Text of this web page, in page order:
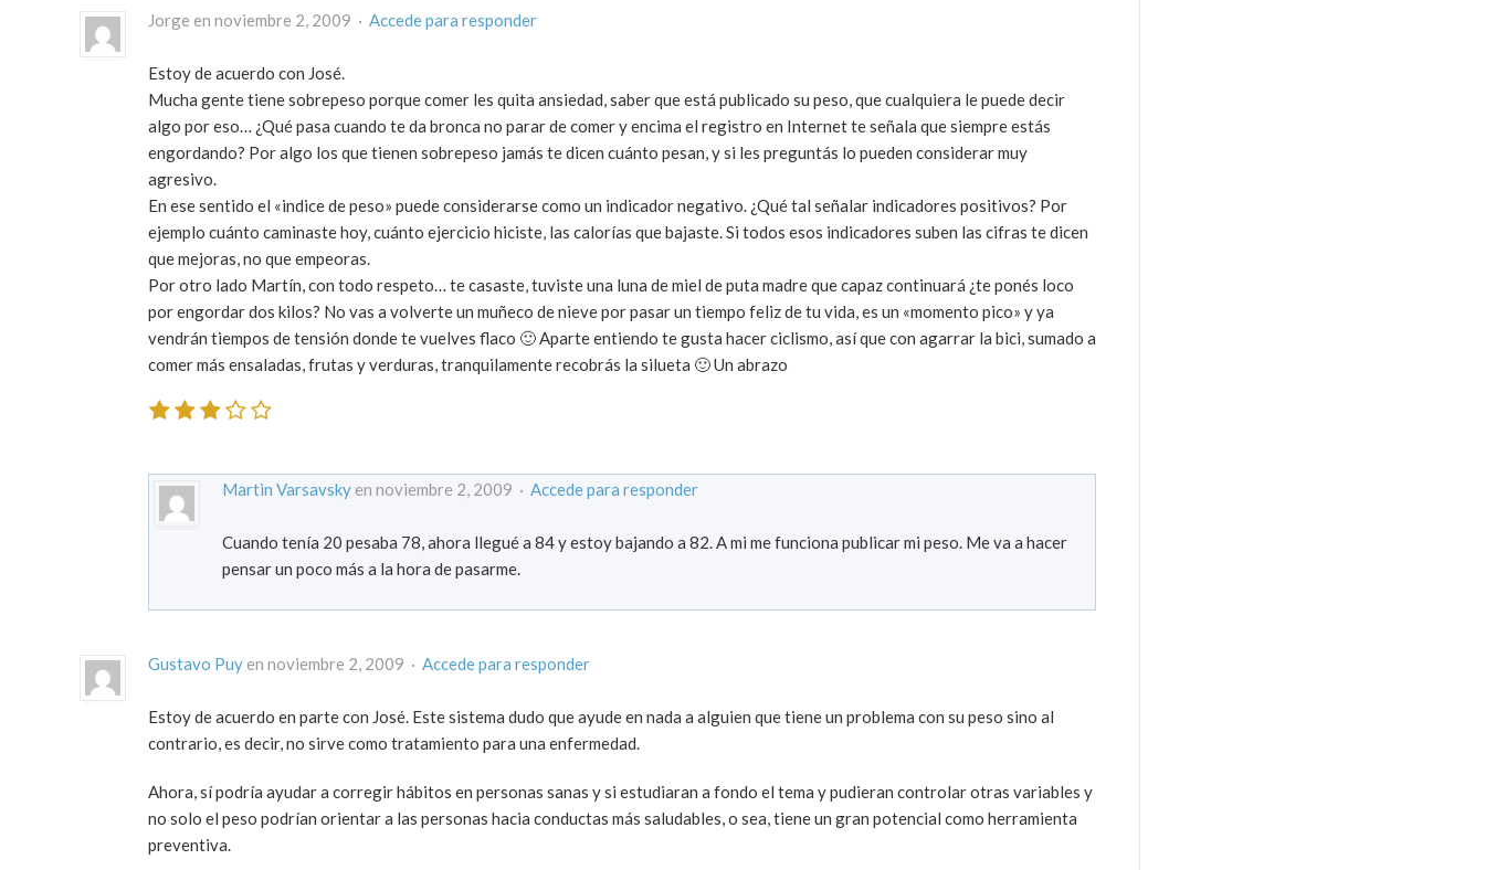
Jorge en noviembre 2, 2009 · Accede para responder
Estoy de acuerdo con José.
Mucha gente tiene sobrepeso porque comer les quita ansiedad, saber que está publicado su peso, que cualquiera le puede decir
algo por eso… ¿Qué pasa cuando te da bronca no parar de comer y encima el registro en Internet te señala que siempre estás
engordando? Por algo los que tienen sobrepeso jamás te dicen cuánto pesan, y si les preguntás lo pueden considerar muy
agresivo.
En ese sentido el «indice de peso» puede considerarse como un indicadornegativo. ¿Qué tal señalar indicadores positivos? Por
ejemplo cuánto caminaste hoy, cuánto ejercicio hiciste, las calorías que bajaste. Si todos esos indicadores suben las cifras te dicen
que mejoras, no que empeoras.
Por otro lado Martín, con todo respeto… te casaste, tuviste una luna de miel de puta madre que capaz continuará ¿te ponés loco
por engordar dos kilos? No vas a volverte un muñeco de nieve por pasar un tiempo feliz de tu vida, es un «momento pico» y ya
vendrán tiempos de tensión donde te vuelves flaco 🙂 Aparte entiendo te gusta hacer ciclismo, así que con agarrar la bici, sumado a
comer más ensaladas, frutas y verduras, tranquilamente recobrás la silueta 🙂 Un abrazo
Martin Varsavsky en noviembre 2, 2009 · Accede para responder
Cuando tenía 20 pesaba 78, ahora llegué a 84 y estoy bajando a 82. A mi me funciona publicar mi peso. Me va a hacer
pensar un poco más a la hora de pasarme.
Gustavo Puy en noviembre 2, 2009 · Accede para responder
Estoy de acuerdo en parte con José. Este sistema dudo que ayude en nada a alguien que tiene un problema con su peso sino al
contrario, es decir, no sirve como tratamiento para una enfermedad.
Ahora, sí podría ayudar a corregir hábitos en personas sanas y si estudiaran a fondo el tema y pudieran controlar otras variables y
no solo el peso podrían orientar a las personas hacia conductas más saludables, o sea, tiene un gran potencial como herramienta
preventiva.